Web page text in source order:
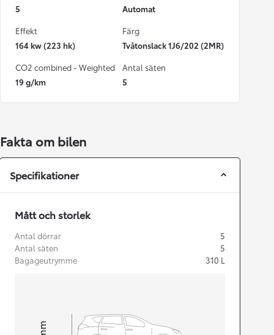
5
Automat
Effekt
164 kw (223 hk)
Färg
Tvåtonslack 1J6/202 (2MR)
CO2 combined - Weighted
19 g/km
Antal säten
5
Fakta om bilen
Specifikationer
Mått och storlek
Antal dörrar
5
Antal säten
5
Bagageutrymme
310 L
mm